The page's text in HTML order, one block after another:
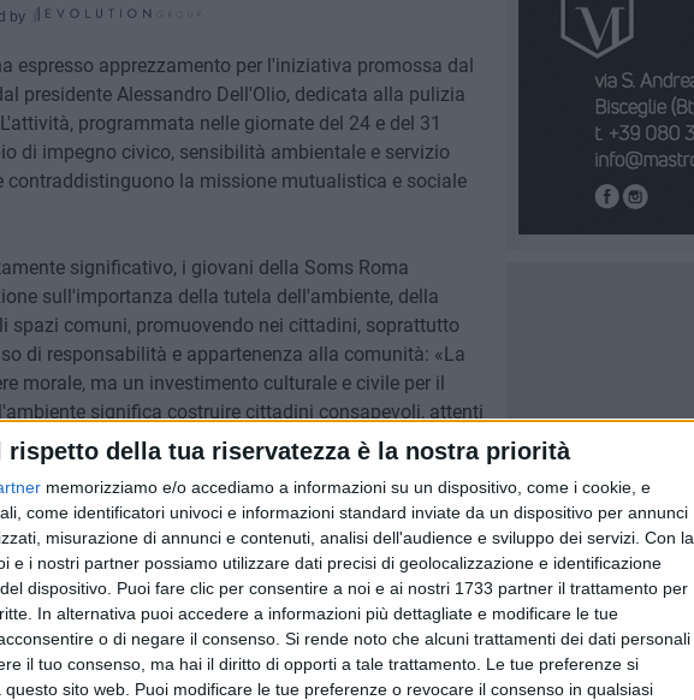
rispetto della tua riservatezza è la nostra priorità
memorizziamo e/o accediamo a informazioni su un dispositivo, come i cookie, e
come identificatori univoci e informazioni standard inviate da un dispositivo per annunci
misurazione di annunci e contenuti, analisi dell'audience e sviluppo dei servizi. Con la
e i nostri partner possiamo utilizzare dati precisi di geolocalizzazione e identificazione
dispositivo. Puoi fare clic per consentire a noi e ai nostri 1733 partner il trattamento per
In alternativa puoi accedere a informazioni più dettagliate e modificare le tue
o di negare il consenso. Si rende noto che alcuni trattamenti dei dati personali
il tuo consenso, ma hai il diritto di opporti a tale trattamento. Le tue preferenze si
sito web. Puoi modificare le tue preferenze o revocare il consenso in qualsiasi
by
espresso apprezzamento per l'iniziativa promossa dal
presidente Alessandro Dell'Olio, dedicata alla pulizia
programmata nelle giornate del 24 e del 31
di impegno civico, sensibilità ambientale e servizio
contraddistinguono la missione mutualistica e sociale
significativo, i giovani della Soms Roma
sull'importanza della tutela dell'ambiente, della
spazi comuni, promuovendo nei cittadini, soprattutto
di responsabilità e appartenenza alla comunità: «La
morale, ma un investimento culturale e civile per il
significa costruire cittadini consapevoli, attenti
naturale che ci appartiene».
e dell'intero sodalizio, rivolgo un sentito ringraziamento
partecipanti e a quanti contribuiranno alla riuscita
ampia partecipazione della cittadinanza. Con piccoli
E il mare, come insegnavano i nostri padri, va
il presidente Pierpaolo Sinigaglia.